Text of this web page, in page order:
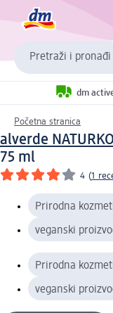
Pretraži i pronađi
dm
Početna stranica
alverde
75 ml
4 (1
Prirodna
veganski
Prirodna
veganski